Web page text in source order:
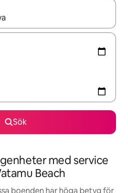
kan du navigera med upp- och
Sök
med service
Beach
boenden har höga betyg för